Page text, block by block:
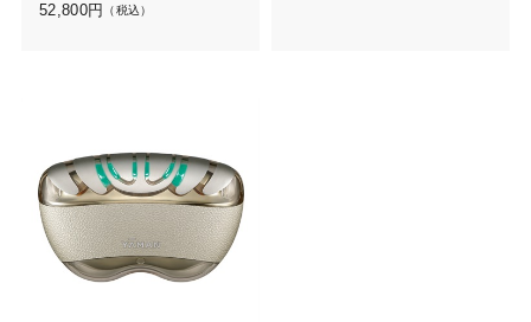
52,800円 （税込）